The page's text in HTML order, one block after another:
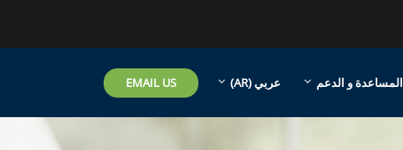
المساعدة و الدعم عربي ‎(AR)‎ EMAIL US